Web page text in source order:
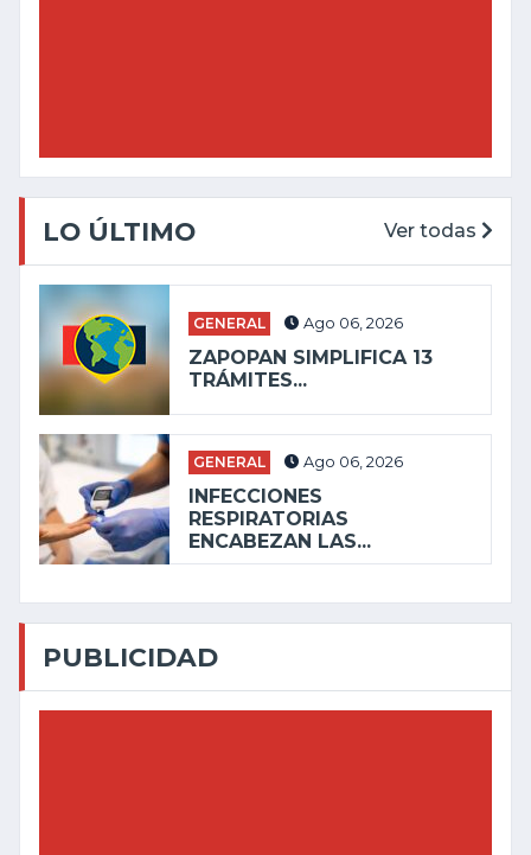
LO ÚLTIMO Ver todas
GENERAL Ago 06, 2026
ZAPOPAN SIMPLIFICA 13
TRÁMITES...
GENERAL Ago 06, 2026
INFECCIONES
RESPIRATORIAS
ENCABEZAN LAS...
PUBLICIDAD